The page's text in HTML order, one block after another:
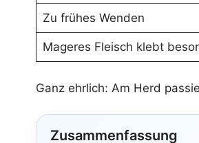
Zu frühes Wenden
Mageres Fleisch klebt
Ganz ehrlich: Am Herd
Zusammenfassung